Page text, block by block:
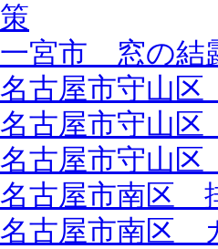
策
一宮市 窓の結
名古屋市守山
名古屋市守山
名古屋市守山
名古屋市南区
名古屋市南区